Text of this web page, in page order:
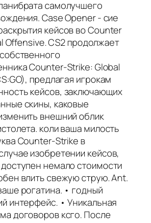
самолучшего
Case Opener - сие
кейсов во Counter
Offensive. CS2 продолжает
Counter-Strike: Global
предлагая игрокам
кейсов, заключающих
скины, каковые
внешний облик
коли ваша милость
Counter-Strike в
изобретении кейсов,
немало стоимости
влить свежую струю. Ant.
рогатина. • годный
интерфейс. • Уникальная
договоров ксго. После